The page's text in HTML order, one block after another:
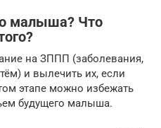
малыша? Что
на ЗППП (заболевания,
и вылечить их, если
этапе можно избежать
будущего малыша.